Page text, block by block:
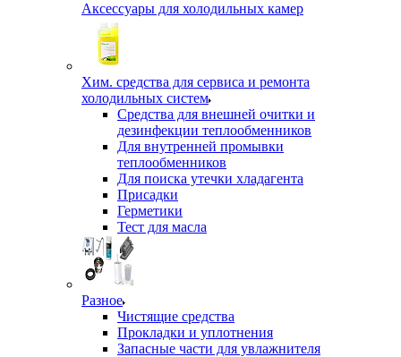
Аксессуары для холодильных камер
Хим. средства для сервиса и ремонта
холодильных систем
Средства для внешней очитки и
дезинфекции теплообменников
Для внутренней промывки
теплообменников
Для поиска утечки хладагента
Присадки
Герметики
Тест для масла
Разное
Чистящие средства
Прокладки и уплотнения
Запасные части для увлажнителя